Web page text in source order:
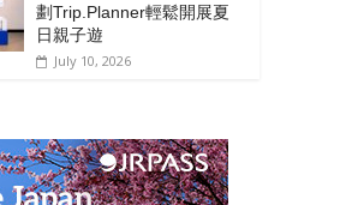
劃Trip.Planner輕鬆開展夏
日親子遊
July 10, 2026